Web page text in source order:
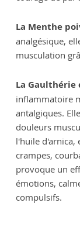
La Menthe
analgésique,
musculation
La Gaulthérie
inflammatoire
antalgiques.
douleurs
l'huile d'arnica,
crampes,
provoque un
émotions,
compulsifs.